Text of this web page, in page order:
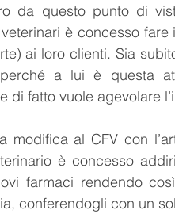
da questo punto di
è concesso
ai loro clienti. Sia
a lui è questa
di fatto vuole agevolare
modifica al CFV con
è concesso
farmaci rendendo
conferendogli con un